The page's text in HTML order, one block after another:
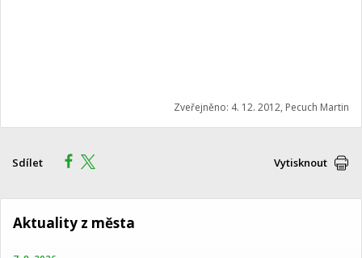
Zveřejněno: 4. 12. 2012, Pecuch Martin
Sdílet Vytisknout
Aktuality z města